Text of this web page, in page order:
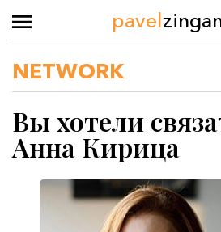
pavel
NETWORK
Вы хотели
Анна Кирица